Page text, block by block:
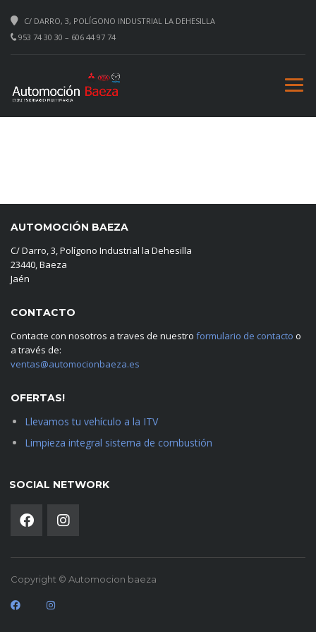
C/ DARRO, 3, POLÍGONO INDUSTRIAL LA DEHESILLA
953 74 30 30 – 606 44 97 74
AUTOMOCIÓN BAEZA
C/ Darro, 3, Polígono Industrial la Dehesilla
23440, Baeza
Jaén
CONTACTO
Contacte con nosotros a traves de nuestro formulario de contacto o
a través de:
ventas@automocionbaeza.es
OFERTAS!
Llevamos tu vehículo a la ITV
Limpieza integral sistema de combustión
SOCIAL NETWORK
Copyright © Automocion baeza